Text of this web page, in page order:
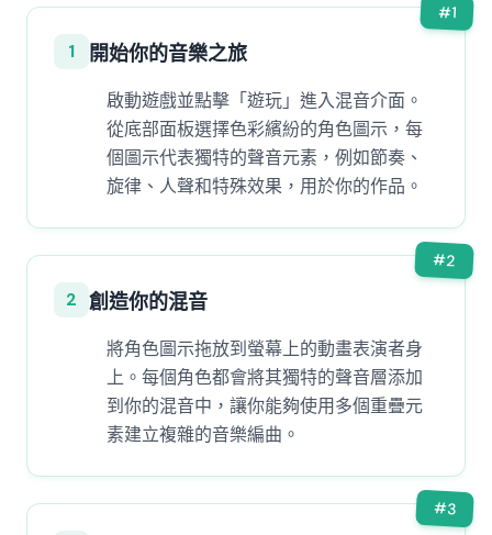
#1
1 開始你的音樂之旅
啟動遊戲並點擊「遊玩」進入混音介面。
從底部面板選擇色彩繽紛的角色圖示，每
個圖示代表獨特的聲音元素，例如節奏、
旋律、人聲和特殊效果，用於你的作品。
#2
2 創造你的混音
將角色圖示拖放到螢幕上的動畫表演者身
上。每個角色都會將其獨特的聲音層添加
到你的混音中，讓你能夠使用多個重疊元
素建立複雜的音樂編曲。
#3